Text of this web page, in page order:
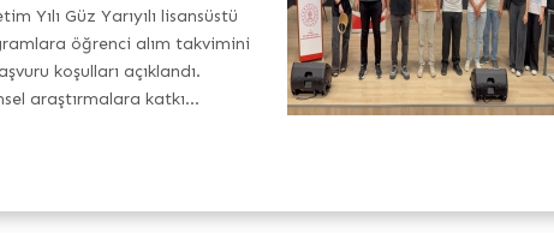
Yılı Güz Yarıyılı lisansüstü
öğrenci alım takvimini
koşulları açıklandı.
araştırmalara katkı...